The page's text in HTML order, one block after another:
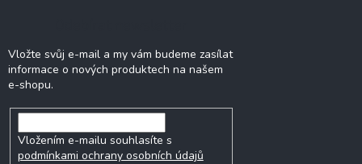
Vložte svůj e-mail a my vám budeme zasílat
informace o nových produktech na našem
e-shopu.
Vložením e-mailu souhlasíte s
podmínkami ochrany osobních údajů